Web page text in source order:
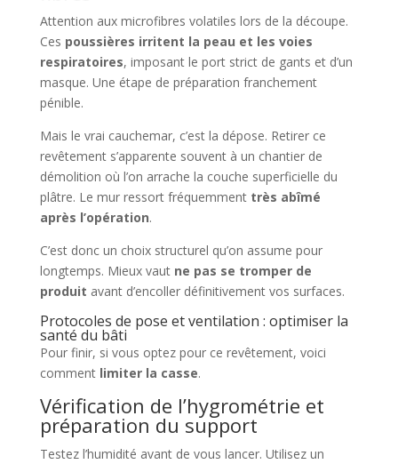
Attention aux microfibres volatiles lors de la découpe.
Ces poussières irritent la peau et les voies
respiratoires, imposant le port strict de gants et d’un
masque. Une étape de préparation franchement
pénible.
Mais le vrai cauchemar, c’est la dépose. Retirer ce
revêtement s’apparente souvent à un chantier de
démolition où l’on arrache la couche superficielle du
plâtre. Le mur ressort fréquemment très abîmé
après l’opération.
C’est donc un choix structurel qu’on assume pour
longtemps. Mieux vaut ne pas se tromper de
produit avant d’encoller définitivement vos surfaces.
Protocoles de pose et ventilation : optimiser la
santé du bâti
Pour finir, si vous optez pour ce revêtement, voici
comment limiter la casse.
Vérification de l’hygrométrie et
préparation du support
Testez l’humidité avant de vous lancer. Utilisez un